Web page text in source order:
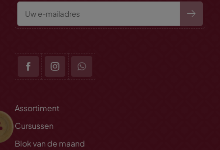
Assortiment
Cursussen
Blok van de maand